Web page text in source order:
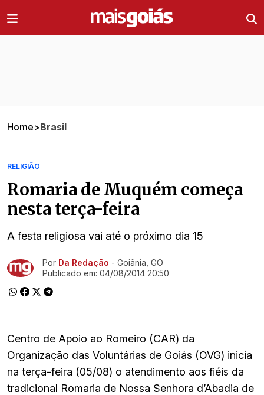
Home>Brasil
RELIGIÃO
Romaria de Muquém começa
nesta terça-feira
A festa religiosa vai até o próximo dia 15
Ir direto pra matéria
Por Da Redação - Goiânia, GO
Publicado em: 04/08/2014 20:50
Centro de Apoio ao Romeiro (CAR) da
Organização das Voluntárias de Goiás (OVG) inicia
na terça-feira (05/08) o atendimento aos fiéis da
tradicional Romaria de Nossa Senhora d’Abadia de